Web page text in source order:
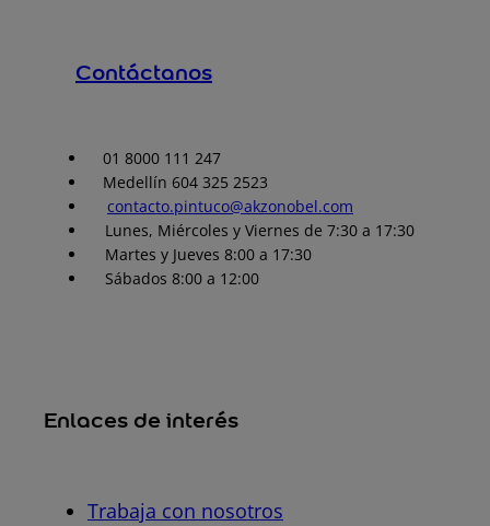
Contáctanos
01 8000 111 247
Medellín 604 325 2523
contacto.pintuco@akzonobel.com
Lunes, Miércoles y Viernes de 7:30 a 17:30
Martes y Jueves 8:00 a 17:30
Sábados 8:00 a 12:00
Enlaces de interés
Trabaja con nosotros